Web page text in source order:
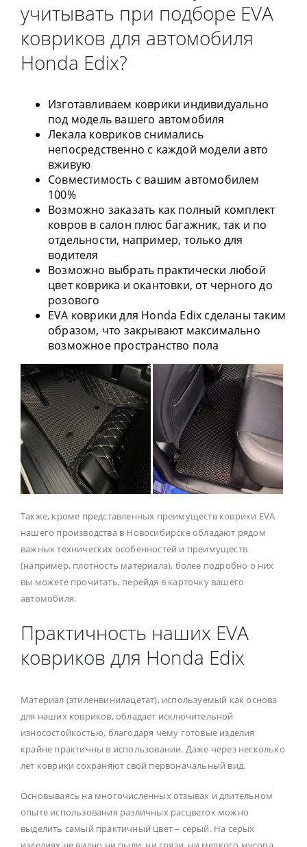
учитывать при подборе EVA
ковриков для автомобиля
Honda Edix?
Изготавливаем коврики индивидуально
под модель вашего автомобиля
Лекала ковриков снимались
непосредственно с каждой модели авто
вживую
Совместимость с вашим автомобилем
100%
Возможно заказать как полный комплект
ковров в салон плюс багажник, так и по
отдельности, например, только для
водителя
Возможно выбрать практически любой
цвет коврика и окантовки, от черного до
розового
EVA коврики для Honda Edix сделаны таким
образом, что закрывают максимально
возможное пространство пола
Также, кроме представленных преимуществ коврики EVA
нашего производства в Новосибирске обладают рядом
важных технических особенностей и преимуществ
(например, плотность материала), более подробно о них
вы можете прочитать, перейдя в карточку вашего
автомобиля.
Практичность наших EVA
ковриков для Honda Edix
Материал (этиленвинилацетат), используемый как основа
для наших ковриков, обладает исключительной
износостойкостью, благодаря чему готовые изделия
крайне практичны в использовании. Даже через несколько
лет коврики сохраняют свой первоначальный вид.
Основываясь на многочисленных отзывах и длительном
опыте использования различных расцветок можно
выделить самый практичный цвет – серый. На серых